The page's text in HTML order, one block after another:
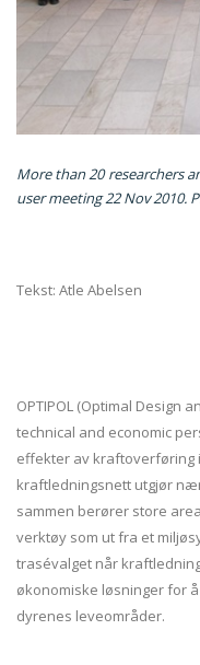
More than 20 researchers
user meeting 22 Nov 2010.
Tekst: Atle Abelsen
OPTIPOL (Optimal Design
technical and economic
effekter av kraftoverføring
kraftledningsnett utgjør
sammen berører store
verktøy som ut fra et
trasévalget når
økonomiske løsninger for
dyrenes leveområder.